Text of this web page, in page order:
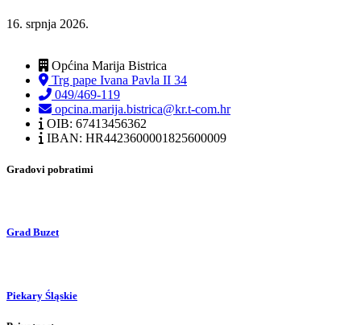
16. srpnja 2026.
Općina Marija Bistrica
Trg pape Ivana Pavla II 34
049/469-119
opcina.marija.bistrica@kr.t-com.hr
OIB: 67413456362
IBAN: HR4423600001825600009
Gradovi pobratimi
Grad Buzet
Piekary Śląskie